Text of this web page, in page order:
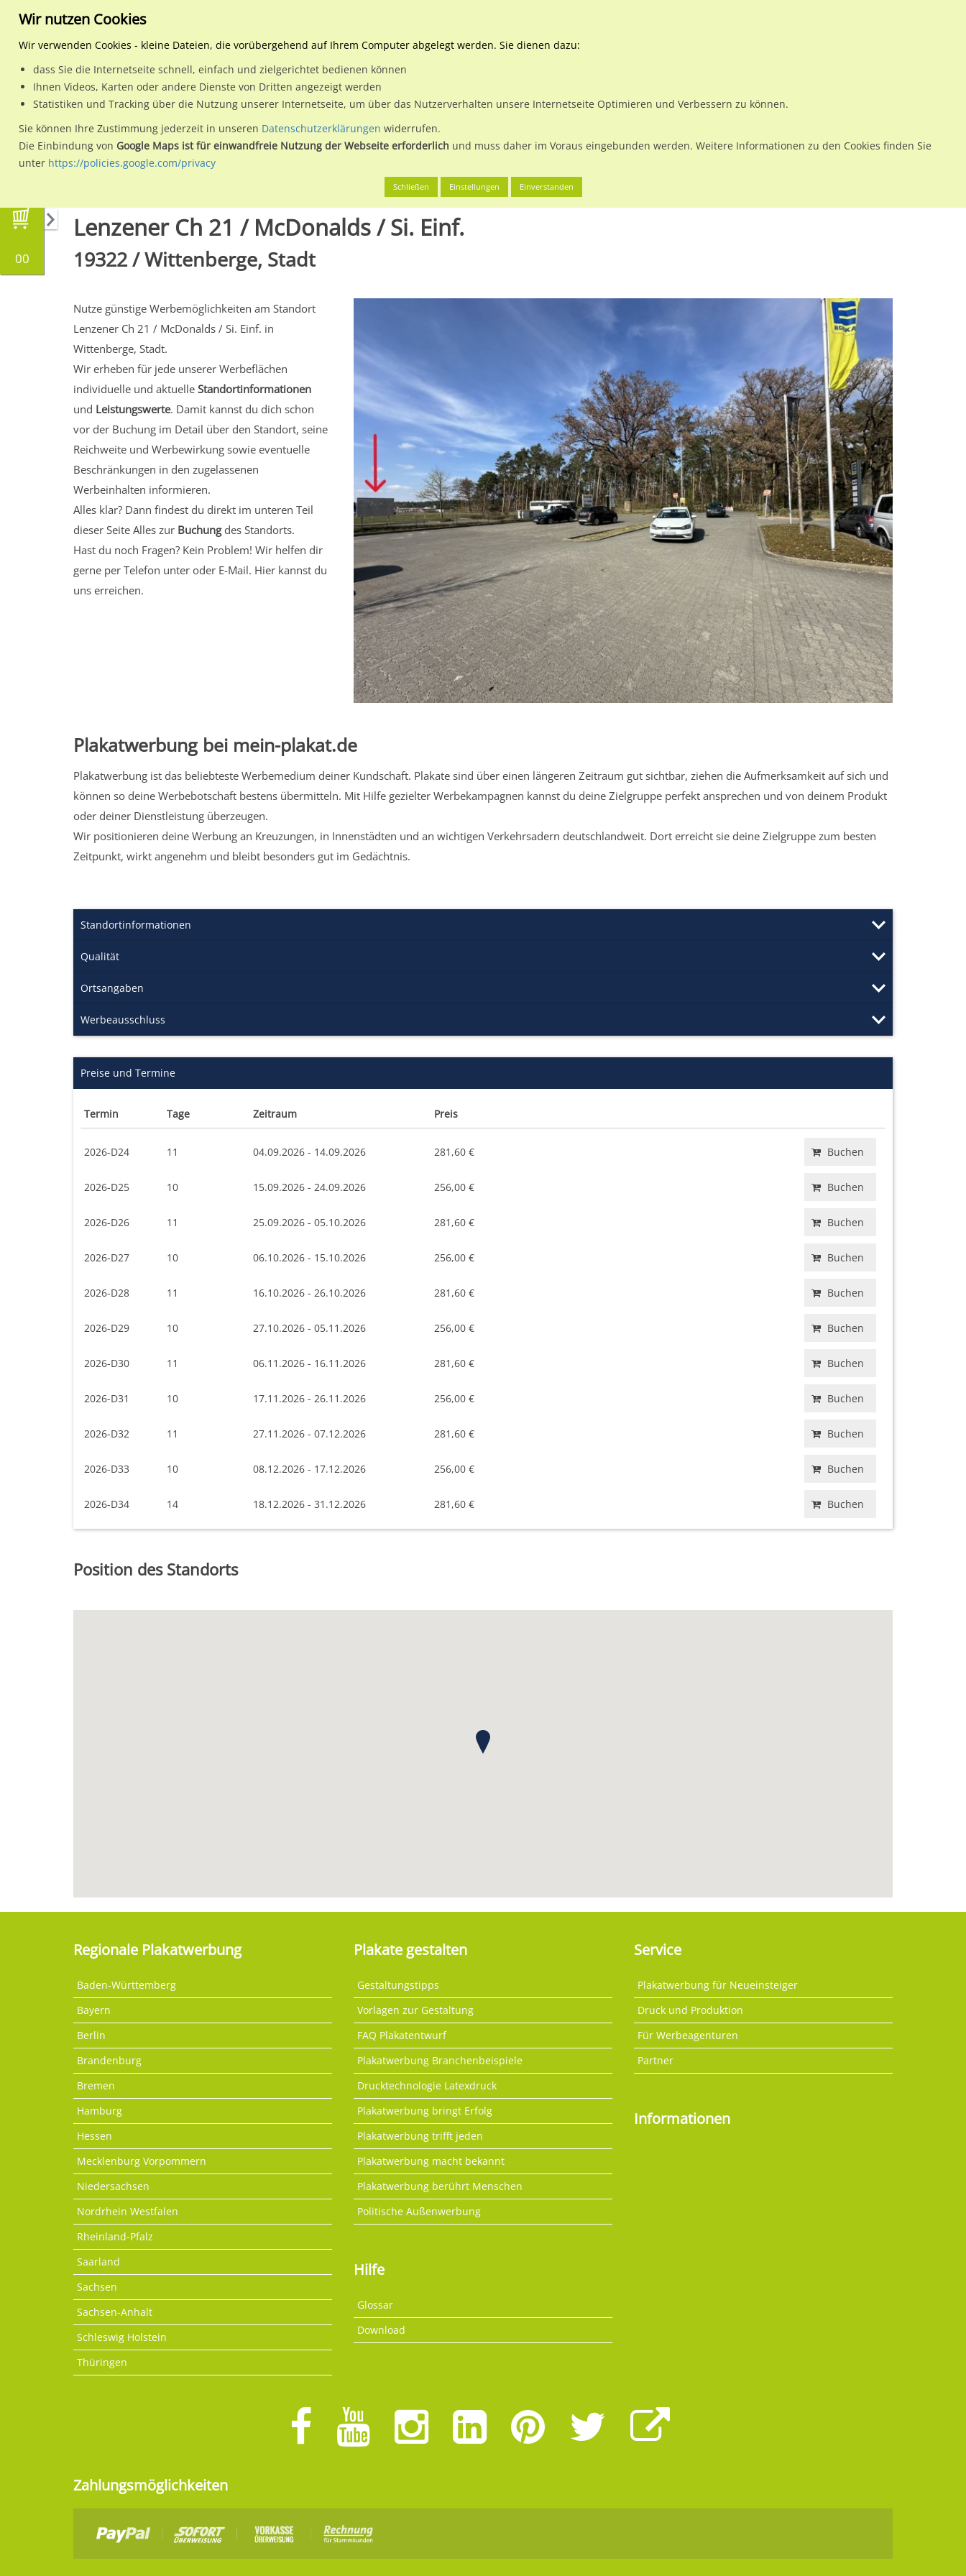
Planen & Buchen Plakatwerbung
Wähle den Werbestandort:
00
Wittenberge, Stadt Lenzener Ch 21 / McDonalds / Si. Einf.
Lenzener Ch 21 / McDonalds / Si. Einf.
19322 / Wittenberge, Stadt
Nutze günstige Werbemöglichkeiten am Standort
Lenzener Ch 21 / McDonalds / Si. Einf. in
Wittenberge, Stadt.
Wir erheben für jede unserer Werbeflächen
individuelle und aktuelle Standortinformationen
und Leistungswerte. Damit kannst du dich schon
vor der Buchung im Detail über den Standort, seine
Reichweite und Werbewirkung sowie eventuelle
Beschränkungen in den zugelassenen
Werbeinhalten informieren.
Alles klar? Dann findest du direkt im unteren Teil
dieser Seite Alles zur Buchungdes Standorts.
Hast du noch Fragen? Kein Problem! Wir helfen dir
gerne per Telefon unter oder E-Mail. Hier kannst du
uns erreichen.
Plakatwerbung bei mein-plakat.de
Plakatwerbung ist das beliebteste Werbemedium deiner Kundschaft. Plakate sind über einen längeren Zeitraum gut sichtbar, ziehen die Aufmerksamkeit auf sich und
können so deine Werbebotschaft bestens übermitteln. Mit Hilfe gezielter Werbekampagnen kannst du deine Zielgruppe perfekt ansprechen und von deinem Produkt
oder deiner Dienstleistung überzeugen.
Wir positionieren deine Werbung an Kreuzungen, in Innenstädten und an wichtigen Verkehrsadern deutschlandweit. Dort erreicht sie deine Zielgruppe zum besten
Zeitpunkt, wirkt angenehm und bleibt besonders gut im Gedächtnis.
Standortinformationen
Qualität
Ortsangaben
Werbeausschluss
Preise und Termine
Termin Tage Zeitraum Preis
2026-D24 11 04.09.2026 - 14.09.2026 281,60 € Buchen
2026-D25 10 15.09.2026 - 24.09.2026 256,00 € Buchen
2026-D26 11 25.09.2026 - 05.10.2026 281,60 € Buchen
2026-D27 10 06.10.2026 - 15.10.2026 256,00 € Buchen
2026-D28 11 16.10.2026 - 26.10.2026 281,60 € Buchen
2026-D29 10 27.10.2026 - 05.11.2026 256,00 € Buchen
2026-D30 11 06.11.2026 - 16.11.2026 281,60 € Buchen
2026-D31 10 17.11.2026 - 26.11.2026 256,00 € Buchen
2026-D32 11 27.11.2026 - 07.12.2026 281,60 € Buchen
2026-D33 10 08.12.2026 - 17.12.2026 256,00 € Buchen
2026-D34 14 18.12.2026 - 31.12.2026 281,60 € Buchen
Position des Standorts
Regionale Plakatwerbung
Baden-Württemberg
Bayern
Berlin
Brandenburg
Bremen
Hamburg
Hessen
Mecklenburg Vorpommern
Niedersachsen
Nordrhein Westfalen
Rheinland-Pfalz
Saarland
Sachsen
Sachsen-Anhalt
Schleswig Holstein
Thüringen
Plakate gestalten
Gestaltungstipps
Vorlagen zur Gestaltung
FAQ Plakatentwurf
Plakatwerbung Branchenbeispiele
Drucktechnologie Latexdruck
Plakatwerbung bringt Erfolg
Plakatwerbung trifft jeden
Plakatwerbung macht bekannt
Plakatwerbung berührt Menschen
Politische Außenwerbung
Hilfe
Glossar
Download
Service
Plakatwerbung für Neueinsteiger
Druck und Produktion
Für Werbeagenturen
Partner
Informationen
Zahlungsmöglichkeiten
Wir nutzen Cookies
Wir verwenden Cookies - kleine Dateien, die vorübergehend auf Ihrem Computer abgelegt werden. Sie dienen dazu:
dass Sie die Internetseite schnell, einfach und zielgerichtet bedienen können
Ihnen Videos, Karten oder andere Dienste von Dritten angezeigt werden
Statistiken und Tracking über die Nutzung unserer Internetseite, um über das Nutzerverhalten unsere Internetseite Optimieren und Verbessern zu können.
Sie können Ihre Zustimmung jederzeit in unseren Datenschutzerklärungen widerrufen.
Die Einbindung von Google Maps ist für einwandfreie Nutzung der Webseite erforderlich und muss daher im Voraus eingebunden werden. Weitere Informationen zu den Cookies finden Sie
unter https://policies.google.com/privacy
Schließen Einstellungen Einverstanden